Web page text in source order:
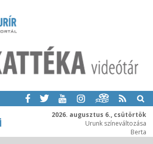
2026. augusztus 6., csütörtök
Urunk színeváltozása
Berta